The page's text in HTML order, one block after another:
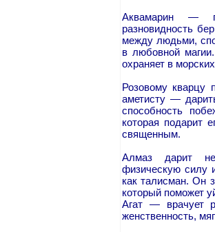
Аквамарин —
разновидность
между людьми,
в любовной
охраняет в
Розовому кварцу
аметисту —
способность
которая подарит
священным.
Алмаз дарит
физическую силу
как талисман. Он
который поможет
Агат — врачует
женственность,